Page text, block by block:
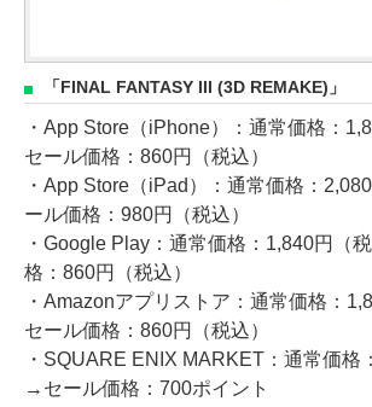
「FINAL FANTASY III (3D REMAKE)」
・App Store（iPhone）：通常価格：
セール価格：860円（税込）
・App Store（iPad）：通常価格：
ール価格：980円（税込）
・Google Play：通常価格：1,840円（
格：860円（税込）
・Amazonアプリストア：通常価格：
セール価格：860円（税込）
・SQUARE ENIX MARKET：通常価格
→セール価格：700ポイント